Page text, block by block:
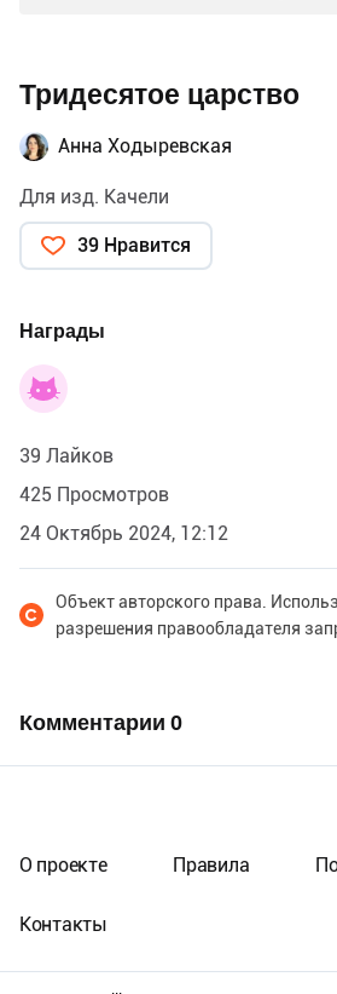
Тридесятое царство
Анна Ходыревская
Для изд. Качели
39 Нравится
Награды
39 Лайков
425 Просмотров
24 Октябрь 2024, 12:12
Объект авторского права.
разрешения правообладателя
Комментарии 0
О проекте Правила
Контакты